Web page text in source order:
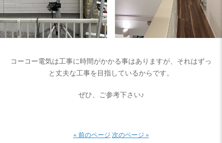
コーコー電気は工事に時間がかかる事はありますが、それはずっ
と丈夫な工事を目指しているからです。
ぜひ、ご参考下さい♪
« 前のページ 次のページ »